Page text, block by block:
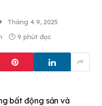
Tháng 4 9, 2025
9 phút đọc
bất động sản và